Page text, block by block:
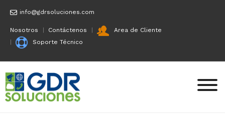
content
info@gdrsoluciones.com
Nosotros Contáctenos
Area de Cliente
Soporte Técnico